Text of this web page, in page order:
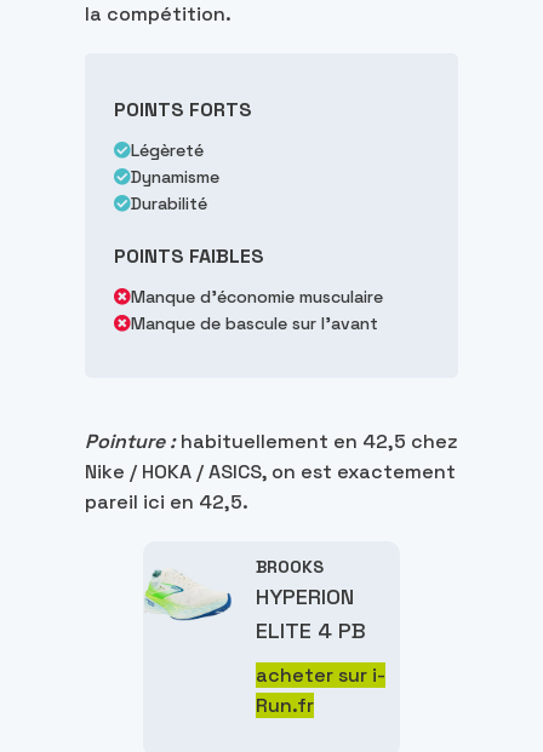
la compétition.
POINTS FORTS
Légèreté
Dynamisme
Durabilité
POINTS FAIBLES
Manque d'économie musculaire
Manque de bascule sur l'avant
Pointure :habituellement en 42,5 chez
Nike / HOKA / ASICS, on est exactement
pareil ici en 42,5.
BROOKS
HYPERION
ELITE 4 PB
acheter sur i-
Run.fr